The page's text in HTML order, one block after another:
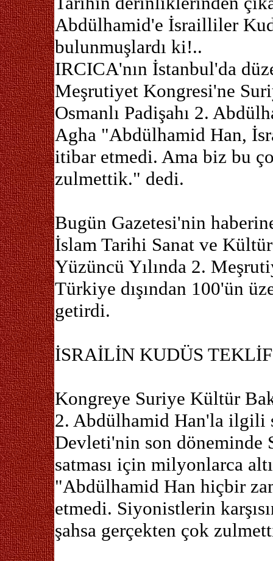
Abdülhamid'e İsrailliler
bulunmuşlardı ki!..
IRCICA'nın İstanbul'da
Meşrutiyet Kongresi'ne
Osmanlı Padişahı 2.
Agha "Abdülhamid Han,
itibar etmedi. Ama biz bu
zulmettik." dedi.
Bugün Gazetesi'nin
İslam Tarihi Sanat ve
Yüzüncü Yılında 2.
Türkiye dışından 100'ün
getirdi.
İSRAİLİN KUDÜS
Kongreye Suriye Kültür
2. Abdülhamid Han'la ilgili
Devleti'nin son
satması için milyonlarca
"Abdülhamid Han hiçbir
etmedi. Siyonistlerin
şahsa gerçekten çok